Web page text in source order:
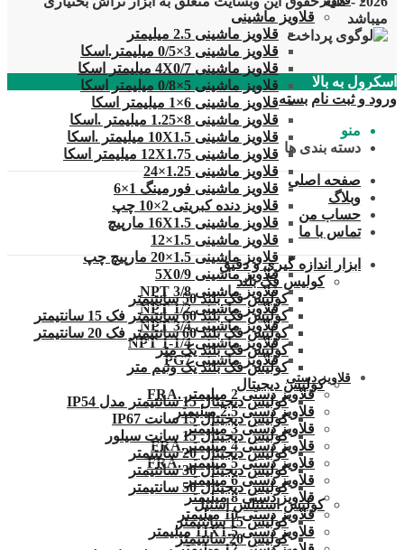
قلاویز ماشینی
قلاویز ماشینی 2.5 میلیمتر
قلاویز ماشینی 3×0/5 میلیمتر.اسکا
قلاویز ماشینی 4X0/7 میلیمتر اسکا
قلاویز ماشینی 5×0/8 میلیمتر اسکا
قلاویز ماشینی 6×1 میلیمتر اسکا
قلاویز ماشینی 8×1.25 میلیمتر .اسکا
قلاویز ماشینی 10X1.5 میلیمتر .اسکا
قلاویز ماشینی 12X1.75 میلیمتر اسکا
قلاویز ماشینی 1.25×24
قلاویز ماشینی فورمینگ 1×6
قلاویز دنده کبریتی 2×10 چپ
قلاویز ماشینی 16X1.5 مارپیچ
قلاویز ماشینی 1.5×12
قلاویز ماشینی 1.5×20 مارپیچ چپ
قلاویز ماشینی 5X0/9
قلاویز ماشینی 3/8 NPT
قلاویز ماشینی 1/2 NPT
قلاویز ماشینی 3/4 NPT
قلاویز ماشینی 1/4-1 NPT
قلاویز ماشینی PG7
قلاویز دستی
قلاویز دستی 2 میلیمتر .FRA
قلاویز دستی 2.5 میلیمتر
قلاویز دستی 3 میلیمتر
قلاویز دستی 4 میلیمتر.FRA
قلاویز دستی 5 میلیمتر .FRA
قلاویز دستی 6 میلیمتر
قلاویز دستی 8 میلیمتر
قلاویز دستی 10 میلیمتر
قلاویز دستی 11X1.5 میلیمتر
میباشد
اسکرول به بالا
ورود و ثبت نام بسته
منو
دسته بندی ها
صفحه اصلی
وبلاگ
حساب من
تماس با ما
ابزار اندازه گیری و دقیق
کولیس فک بلند
کولیس فک بلند 50 سانتیمتر
کولیس فک بلند 60 سانتیمتر فک 15 سانتیمتر
کولیس فک بلند 60 سانتیمتر فک 20 سانتیمتر
کولیس فک بلند یک متر
کولیس فک بلند یک ونیم متر
کولیس دیجیتال
کولیس دیجیتال 15 سانتیمتر مدل IP54
کولیس دیجیتال 15 سانت IP67
کولیس دیجیتال 15 سانت سیلور
کولیس دیجیتال 20 سانتیمتر
کولیس دیجیتال 30 سانتیمتر
کولیس دیجیتال 50 سانتیمتر
کولیس استنلس استیل
کولیس 15 سانتیمتر
کولیس 20 سانتیمتر